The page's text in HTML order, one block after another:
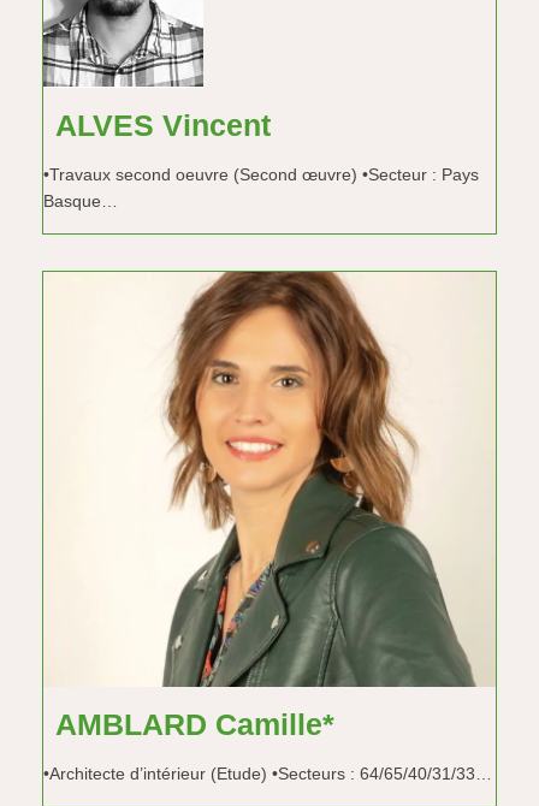
ALVES Vincent
•Travaux second oeuvre (Second œuvre) •Secteur : Pays
Basque…
AMBLARD Camille*
•Architecte d’intérieur (Etude) •Secteurs : 64/65/40/31/33…